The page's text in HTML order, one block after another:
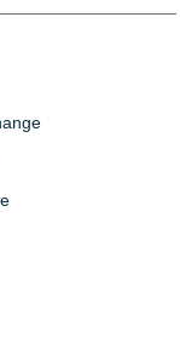
montre